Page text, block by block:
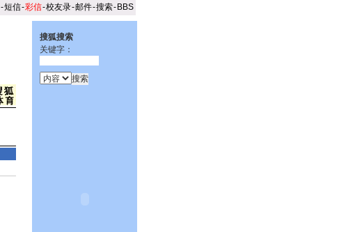
-短信-彩信-校友录-邮件-搜索- BBS
搜狐搜索
关键字：